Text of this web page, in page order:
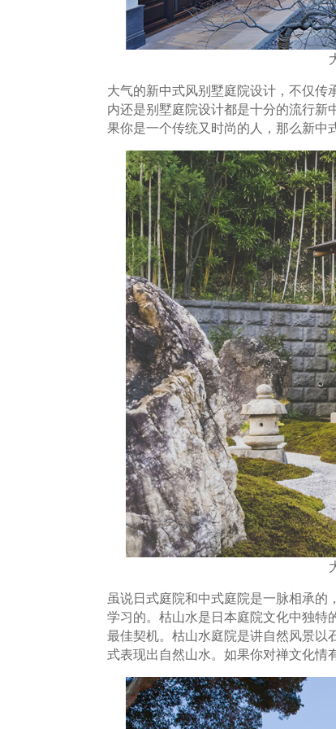
大气的新中式风别墅庭院设计，不仅传
内还是别墅庭院设计都是十分的流行新
果你是一个传统又时尚的人，那么新中
虽说日式庭院和中式庭院是一脉相承
学习的。枯山水是日本庭院文化中独特
最佳契机。枯山水庭院是讲自然风景以
式表现出自然山水。如果你对禅文化情